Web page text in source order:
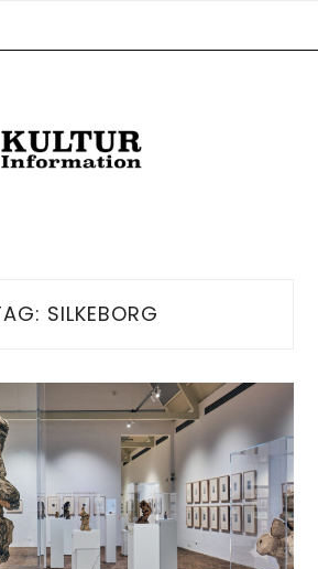
SILKEBORG